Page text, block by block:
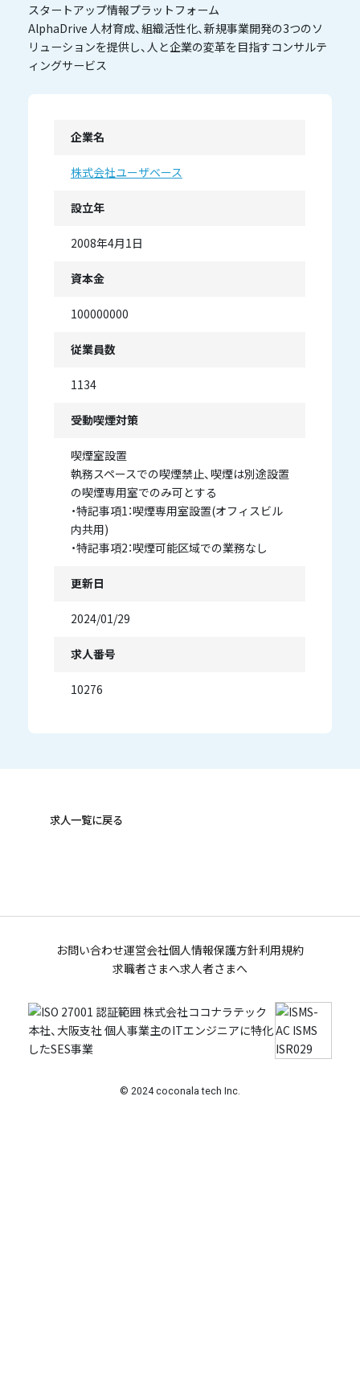
スタートアップ情報プラットフォーム
AlphaDrive 人材育成、組織活性化、新規事業開発の3つのソ
リューションを提供し、人と企業の変革を目指すコンサルテ
ィングサービス
企業名
株式会社ユーザベース
設立年
2008年4月1日
資本金
100000000
従業員数
1134
受動喫煙対策
喫煙室設置
執務スペースでの喫煙禁止、喫煙は別途設置
の喫煙専用室でのみ可とする
・特記事項1：喫煙専用室設置(オフィスビル
内共用)
・特記事項2：喫煙可能区域での業務なし
更新日
2024/01/29
求人番号
10276
求人一覧に戻る
お問い合わせ運営会社個人情報保護方針利用規約
求職者さまへ求人者さまへ
© 2024 coconala tech Inc.